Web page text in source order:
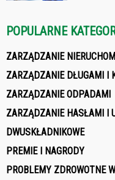
POPULARNE
ZARZĄDZANIE
ZARZĄDZANIE DŁUGAMI I
ZARZĄDZANIE ODPADAMI
ZARZĄDZANIE HASŁAMI I
DWUSKŁADNIKOWE
PREMIE I NAGRODY
PROBLEMY ZDROWOTNE